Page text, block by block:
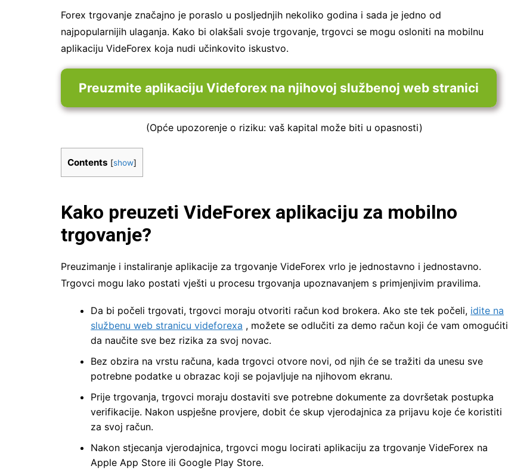
Forex trgovanje značajno je poraslo u posljednjih nekoliko godina i sada je jedno od
najpopularnijih ulaganja. Kako bi olakšali svoje trgovanje, trgovci se mogu osloniti na mobilnu
aplikaciju VideForex koja nudi učinkovito iskustvo.
Preuzmite aplikaciju Videforex na njihovoj službenoj web stranici
(Opće upozorenje o riziku: vaš kapital može biti u opasnosti)
Contents [show]
Kako preuzeti VideForex aplikaciju za mobilno
trgovanje?
Preuzimanje i instaliranje aplikacije za trgovanje VideForex vrlo je jednostavno i jednostavno.
Trgovci mogu lako postati vješti u procesu trgovanja upoznavanjem s primjenjivim pravilima.
Da bi počeli trgovati, trgovci moraju otvoriti račun kod brokera. Ako ste tek počeli, idite na
službenu web stranicu videforexa , možete se odlučiti za demo račun koji će vam omogućiti
da naučite sve bez rizika za svoj novac.
Bez obzira na vrstu računa, kada trgovci otvore novi, od njih će se tražiti da unesu sve
potrebne podatke u obrazac koji se pojavljuje na njihovom ekranu.
Prije trgovanja, trgovci moraju dostaviti sve potrebne dokumente za dovršetak postupka
verifikacije. Nakon uspješne provjere, dobit će skup vjerodajnica za prijavu koje će koristiti
za svoj račun.
Nakon stjecanja vjerodajnica, trgovci mogu locirati aplikaciju za trgovanje VideForex na
Apple App Store ili Google Play Store.